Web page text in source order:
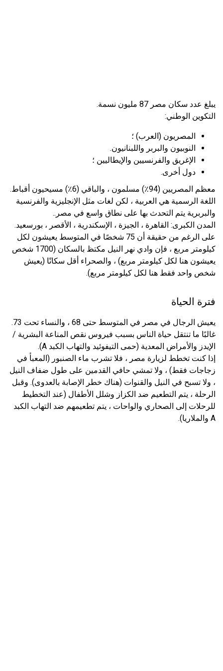
يبلغ عدد سكان مصر 87 مليون نسمة.
التكوين الوطني:
المصريون (العرب) ؛
النوبيون والبربر واللبنانيون.
الإغريق والفرنسيين والإيطاليين ؛
دول أخرى.
معظم المصريين (94٪) مسلمون ، والباقي (6٪) مسيحيون أقباط.
اللغة الرسمية هي العربية ، لكن لغات مثل الإنجليزية والفرنسية
والبربرية يتم التحدث بها على نطاق واسع في مصر..
المدن الكبرى: القاهرة ، الجيزة ، الإسكندرية ، الأقصر ، بورسعيد.
على الرغم من حقيقة أن 75 شخصًا في المتوسط ​​يعيشون لكل
كيلومتر مربع ، فإن وادي نهر النيل مكتظ بالسكان (1700 شخص
يعيشون هنا لكل كيلومتر مربع) ، والصحراء أقل سكانًا (يعيش
شخص واحد فقط هنا لكل كيلومتر مربع).
فترة الحياة
يعيش الرجال في مصر في المتوسط ​​حتى 68 ، والنساء تحت 73.
غالبًا ما تنتقل حياة الناس بسبب فيروس نقص المناعة البشرية /
الإيدز والأمراض المعدية (حمى التيفوئيد والتهاب الكبد A).
إذا كنت تخطط لزيارة مصر ، فلا تشرب ماء الصنبور (المعبأ في
زجاجات فقط) ، ولا تمشي حافي القدمين على طول ضفاف النيل
، ولا تسبح في النيل والقنوات (هناك خطر الإصابة بالعدوى). وقبل
الرحلة ، يتم التطعيم ضد الكزاز وشلل الأطفال (عند التخطيط
للرحلات إلى الصحاري والواحات ، يتم تطعيمهم ضد التهاب الكبد
A والملاريا).